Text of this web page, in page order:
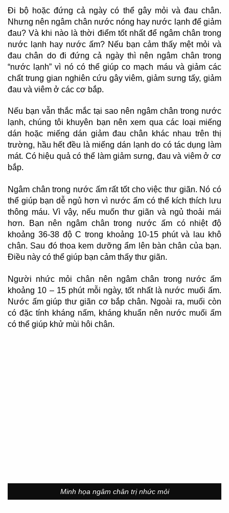
Đi bộ hoặc đứng cả ngày có thể gây mỏi và đau chân.
Nhưng nên ngâm chân nước nóng hay nước lạnh để giảm
đau? Và khi nào là thời điểm tốt nhất để ngâm chân trong
nước lạnh hay nước ấm? Nếu bạn cảm thấy mệt mỏi và
đau chân do đi đứng cả ngày thì nên ngâm chân trong
“nước lạnh” vì nó có thể giúp co mạch máu và giảm các
chất trung gian nghiên cứu gây viêm, giảm sưng tấy, giảm
đau và viêm ở các cơ bắp.
Nếu bạn vẫn thắc mắc tại sao nên ngâm chân trong nước
lạnh, chúng tôi khuyên bạn nên xem qua các loại miếng
dán hoặc miếng dán giảm đau chân khác nhau trên thị
trường, hầu hết đều là miếng dán lạnh do có tác dụng làm
mát. Có hiệu quả có thể làm giảm sưng, đau và viêm ở cơ
bắp.
Ngâm chân trong nước ấm rất tốt cho việc thư giãn. Nó có
thể giúp bạn dễ ngủ hơn vì nước ấm có thể kích thích lưu
thông máu. Vì vậy, nếu muốn thư giãn và ngủ thoải mái
hơn. Bạn nên ngâm chân trong nước ấm có nhiệt độ
khoảng 36-38 độ C trong khoảng 10-15 phút và lau khô
chân. Sau đó thoa kem dưỡng ẩm lên bàn chân của bạn.
Điều này có thể giúp bạn cảm thấy thư giãn.
Người nhức mỏi chân nên ngâm chân trong nước ấm
khoảng 10 – 15 phút mỗi ngày, tốt nhất là nước muối ấm.
Nước ấm giúp thư giãn cơ bắp chân. Ngoài ra, muối còn
có đặc tính kháng nấm, kháng khuẩn nên nước muối ấm
có thể giúp khử mùi hôi chân.
Minh họa ngâm chân trị nhức mỏi